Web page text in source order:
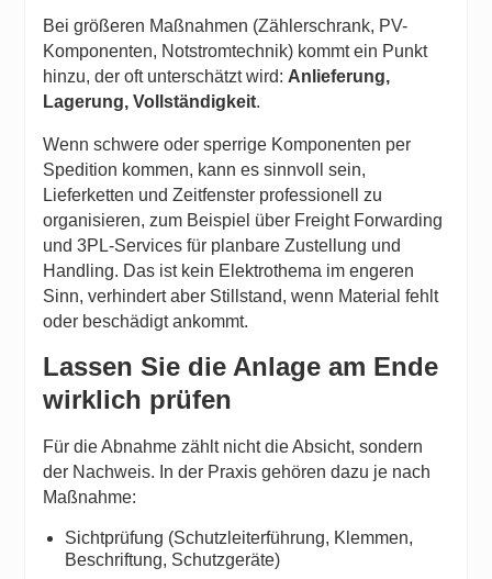
Bei größeren Maßnahmen (Zählerschrank, PV-
Komponenten, Notstromtechnik) kommt ein Punkt
hinzu, der oft unterschätzt wird: Anlieferung,
Lagerung, Vollständigkeit.
Wenn schwere oder sperrige Komponenten per
Spedition kommen, kann es sinnvoll sein,
Lieferketten und Zeitfenster professionell zu
organisieren, zum Beispiel über Freight Forwarding
und 3PL-Services für planbare Zustellung und
Handling. Das ist kein Elektrothema im engeren
Sinn, verhindert aber Stillstand, wenn Material fehlt
oder beschädigt ankommt.
Lassen Sie die Anlage am Ende
wirklich prüfen
Für die Abnahme zählt nicht die Absicht, sondern
der Nachweis. In der Praxis gehören dazu je nach
Maßnahme:
Sichtprüfung (Schutzleiterführung, Klemmen,
Beschriftung, Schutzgeräte)